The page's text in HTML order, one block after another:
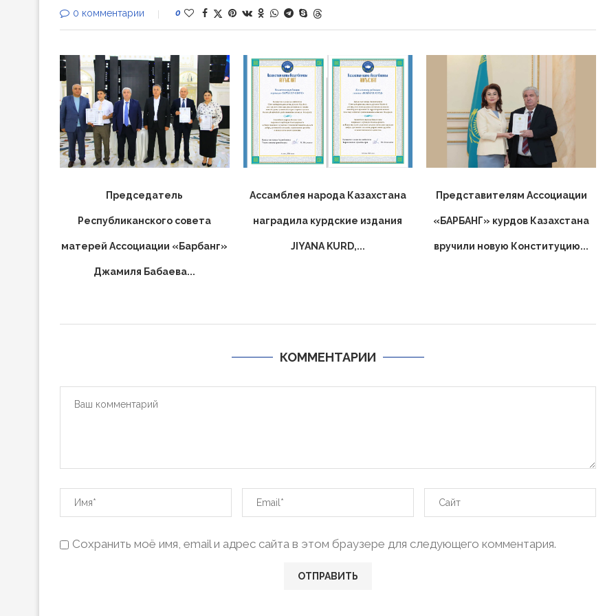
0 комментарии 0
Председатель
Республиканского совета
матерей Ассоциации «Барбанг»
Джамиля Бабаева...
Ассамблея народа Казахстана
наградила курдские издания
JIYANA KURD,...
Представителям Ассоциации
«БАРБАНГ» курдов Казахстана
вручили новую Конституцию...
КОММЕНТАРИИ
Сохранить моё имя, email и адрес сайта в этом браузере для следующего комментария.